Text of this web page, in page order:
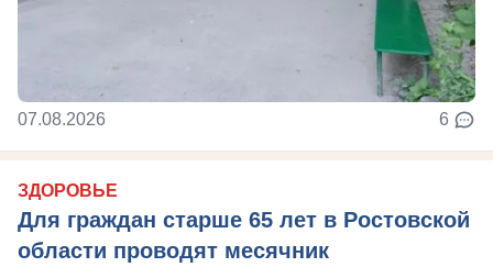
07.08.2026 6
ЗДОРОВЬЕ
Для граждан старше 65 лет в Ростовской
области проводят месячник